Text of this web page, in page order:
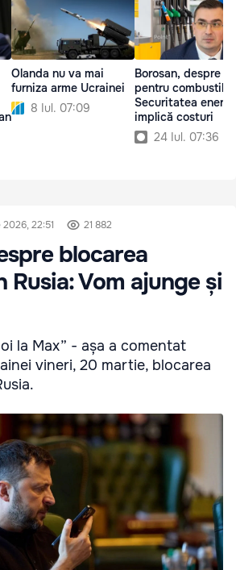
Olanda nu va mai
furniza arme Ucrainei
8 Iul. 07:09
Borosan, despre
pentru
Securitatea
implică costuri
24 Iul. 07:36
22:51 21 882
blocarea
Rusia: Vom ajunge și
la Max” - așa a comentat
vineri, 20 martie, blocarea